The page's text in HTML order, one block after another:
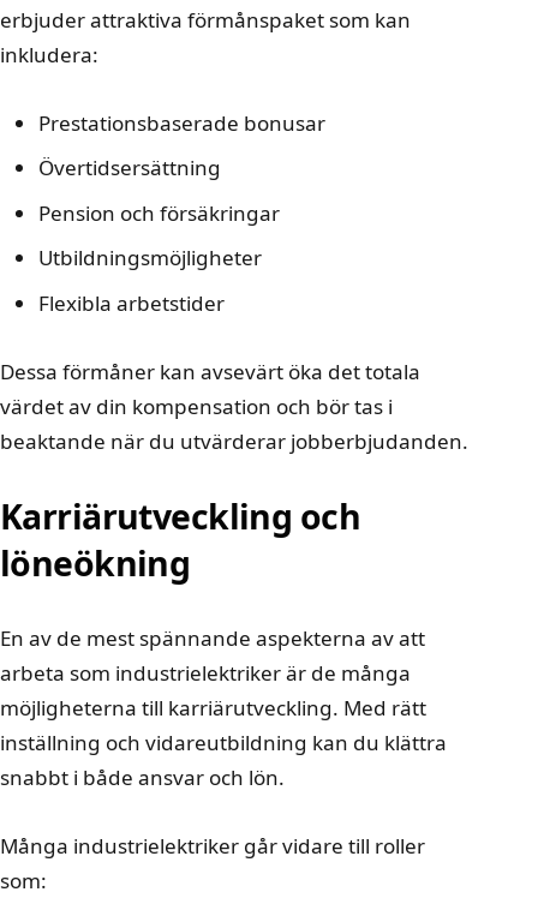
erbjuder attraktiva förmånspaket som kan
inkludera:
Prestationsbaserade bonusar
Övertidsersättning
Pension och försäkringar
Utbildningsmöjligheter
Flexibla arbetstider
Dessa förmåner kan avsevärt öka det totala
värdet av din kompensation och bör tas i
beaktande när du utvärderar jobberbjudanden.
Karriärutveckling och
löneökning
En av de mest spännande aspekterna av att
arbeta som industrielektriker är de många
möjligheterna till karriärutveckling. Med rätt
inställning och vidareutbildning kan du klättra
snabbt i både ansvar och lön.
Många industrielektriker går vidare till roller
som: